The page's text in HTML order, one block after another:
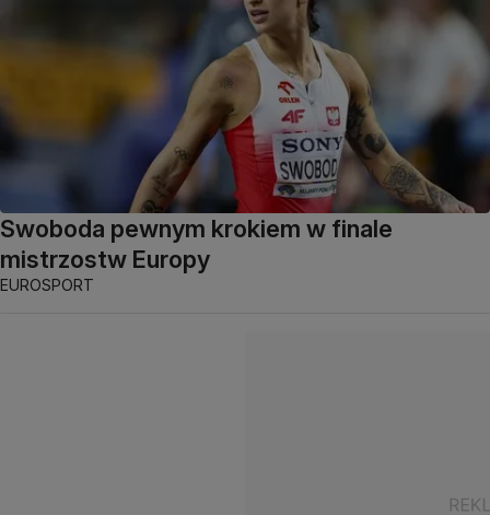
Swoboda pewnym krokiem w finale
mistrzostw Europy
EUROSPORT